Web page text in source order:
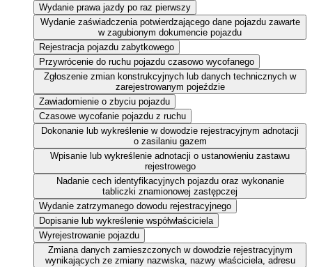
Wydanie prawa jazdy po raz pierwszy
Wydanie zaświadczenia potwierdzającego dane pojazdu zawarte
w zagubionym dokumencie pojazdu
Rejestracja pojazdu zabytkowego
Przywrócenie do ruchu pojazdu czasowo wycofanego
Zgłoszenie zmian konstrukcyjnych lub danych technicznych w
zarejestrowanym pojeździe
Zawiadomienie o zbyciu pojazdu
Czasowe wycofanie pojazdu z ruchu
Dokonanie lub wykreślenie w dowodzie rejestracyjnym adnotacji
o zasilaniu gazem
Wpisanie lub wykreślenie adnotacji o ustanowieniu zastawu
rejestrowego
Nadanie cech identyfikacyjnych pojazdu oraz wykonanie
tabliczki znamionowej zastępczej
Wydanie zatrzymanego dowodu rejestracyjnego
Dopisanie lub wykreślenie współwłaściciela
Wyrejestrowanie pojazdu
Zmiana danych zamieszczonych w dowodzie rejestracyjnym
wynikających ze zmiany nazwiska, nazwy właściciela, adresu